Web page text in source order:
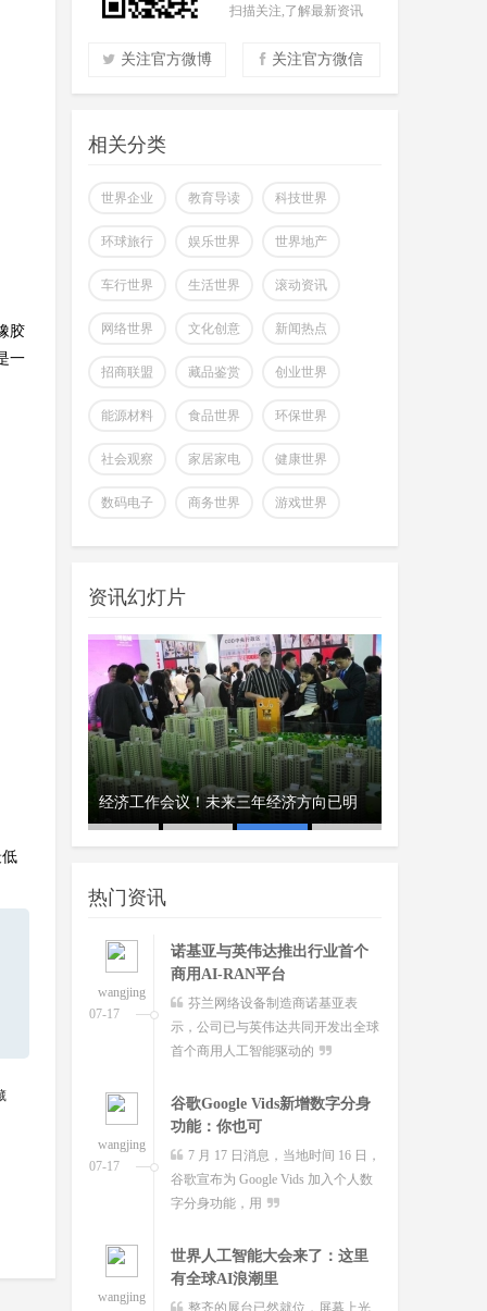
胶
一
扫描关注,了解最新资讯
关注官方微博 关注官方微信
掌握市场风云动态
改变你所看到的世界
相关分类
世界企业 教育导读 科技世界
环球旅行 娱乐世界 世界地产
车行世界 生活世界 滚动资讯
网络世界 文化创意 新闻热点
招商联盟 藏品鉴赏 创业世界
能源材料 食品世界 环保世界
社会观察 家居家电 健康世界
数码电子 商务世界 游戏世界
资讯幻灯片
经济工作会议！未来三年经济方向已明
热门资讯
wangjing
上纬新材启元T1
变形个人机器人 —— 启元 T，正式
超越Opus 4.7美国顶级大模型
这个月会有多款国产重量级大模
外，最受关注的当属月
07-17
wangjing
澳大利亚将推出其人工智能标
准并在政府内设
澳大利亚联邦政府当地时间今日
宣布将推出其人工智能标准并在总理
和内阁部内设立人工智
Mistral首席执行官Mensch：法
国凭平价电力
据外媒 POLITICO 当地时间本月
07-17
wangjing
诺基亚与英伟达推出行业首个
商用AI-RAN平台
芬兰网络设备制造商诺基亚表
示，公司已与英伟达共同开发出全球
首个商用人工智能驱动的
07-17
wangjing
谷歌Google Vids新增数字分身
功能：你也可
7 月 17 日消息，当地时间 16 日，
谷歌宣布为 Google Vids 加入个人数
字分身功能，用
wangjing
世界人工智能大会来了：这里
有全球AI浪潮里
整齐的展台已然就位，屏幕上光